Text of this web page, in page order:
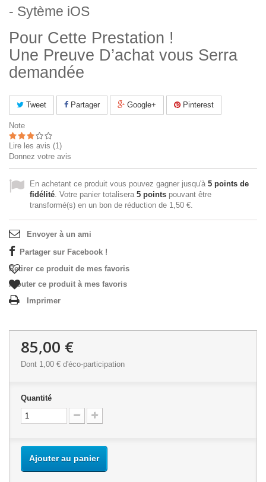
- Sytème iOS
Pour Cette Prestation !
Une Preuve D’achat vous Serra
demandée
Tweet Partager Google+ Pinterest
Note
Lire les avis (1)
Donnez votre avis
En achetant ce produit vous pouvez gagner jusqu'à 5 points de
fidélité. Votre panier totalisera 5 points pouvant être
transformé(s) en un bon de réduction de 1,50 €.
Envoyer à un ami
Partager sur Facebook !
Retirer ce produit de mes favoris
Ajouter ce produit à mes favoris
Imprimer
85,00 €
Dont 1,00 € d'éco-participation
Quantité
Ajouter au panier